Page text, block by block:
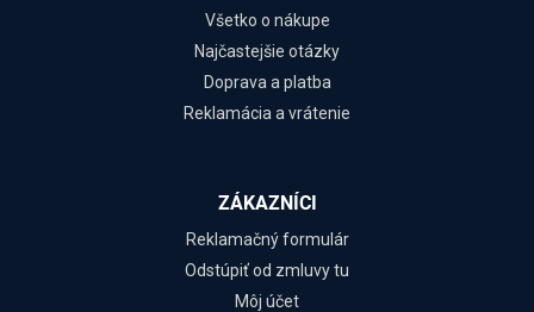
Všetko o nákupe
Najčastejšie otázky
Doprava a platba
Reklamácia a vrátenie
ZÁKAZNÍCI
Reklamačný formulár
Odstúpiť od zmluvy tu
Môj účet